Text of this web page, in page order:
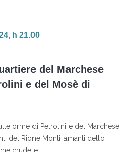
h 21.00
del Marchese
e del Mosè di
orme di Petrolini e del Marchese
del Rione Monti, amanti dello